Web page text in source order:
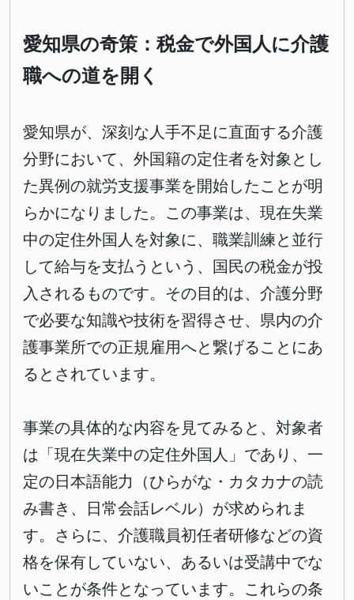
愛知県の奇策：税金で外国人に介護
職への道を開く
愛知県が、深刻な人手不足に直面する介護
分野において、外国籍の定住者を対象とし
た異例の就労支援事業を開始したことが明
らかになりました。この事業は、現在失業
中の定住外国人を対象に、職業訓練と並行
して給与を支払うという、国民の税金が投
入されるものです。その目的は、介護分野
で必要な知識や技術を習得させ、県内の介
護事業所での正規雇用へと繋げることにあ
るとされています。
事業の具体的な内容を見てみると、対象者
は「現在失業中の定住外国人」であり、一
定の日本語能力（ひらがな・カタカナの読
み書き、日常会話レベル）が求められま
す。さらに、介護職員初任者研修などの資
格を保有していない、あるいは受講中でな
いことが条件となっています。これらの条